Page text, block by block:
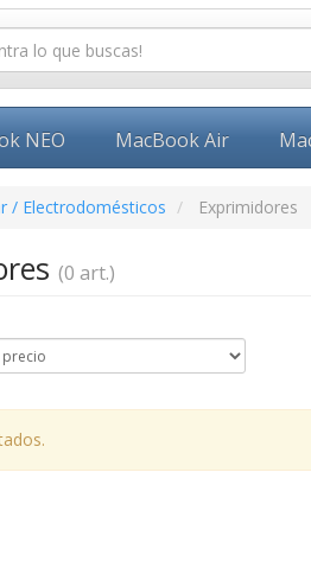
NEO MacBook Air
/ Electrodomésticos Exprimidores
(0 art.)